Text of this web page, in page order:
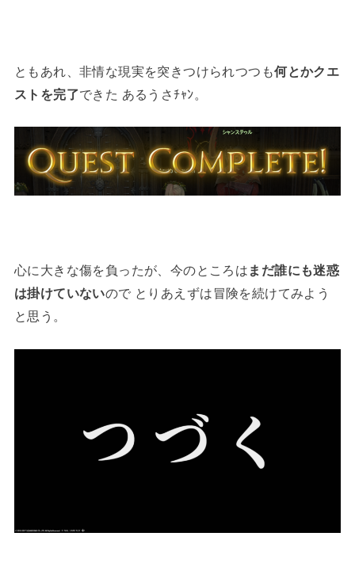
ともあれ、非情な現実を突きつけられつつも何とかクエ
ストを完了できた あるうさﾁｬﾝ。
心に大きな傷を負ったが、今のところは まだ誰にも迷惑
は掛けていないので とりあえずは冒険を続けてみよう
と思う。